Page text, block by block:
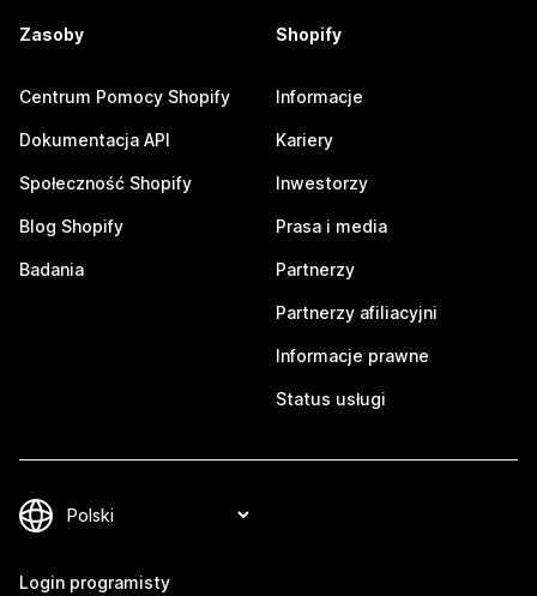
Zasoby
Centrum Pomocy Shopify
Dokumentacja API
Społeczność Shopify
Blog Shopify
Badania
Shopify
Informacje
Kariery
Inwestorzy
Prasa i media
Partnerzy
Partnerzy afiliacyjni
Informacje prawne
Status usługi
Login programisty